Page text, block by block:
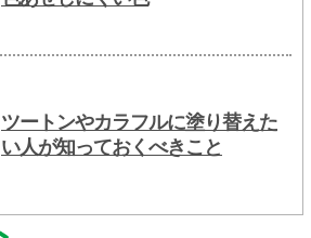
ツートンやカラフルに塗り替えた
い人が知っておくべきこと